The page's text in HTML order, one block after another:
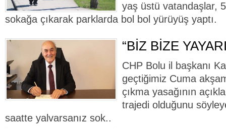
yaş üstü vatandaşlar,
sokağa çıkarak parklarda bol bol yürüyüş yaptı.
“BİZ BİZE
CHP Bolu il başkanı
geçtiğimiz Cuma
çıkma yasağının
trajedi olduğunu
saatte yalvarsanız sok..